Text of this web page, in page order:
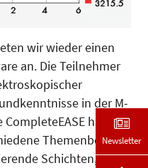
wir wieder einen
an. Die Teilnehmer
in der M-
haben.
Themenbereiche,
Schichten, Os­zil­
Newsletter